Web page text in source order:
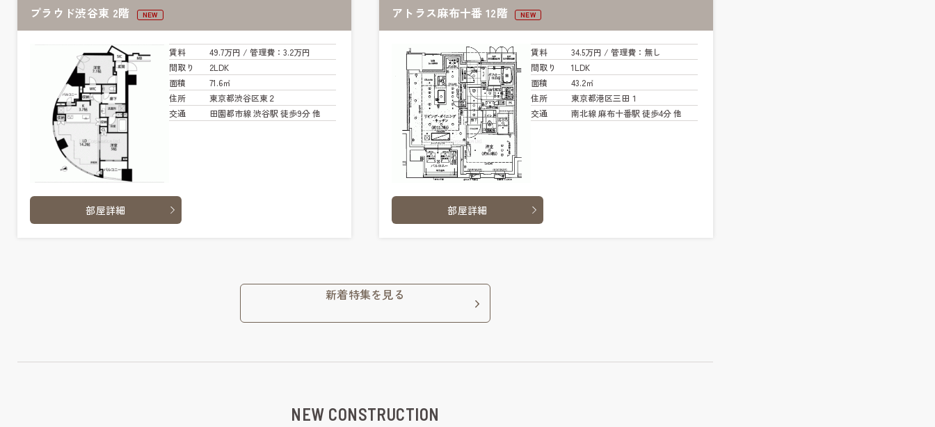
プラウド渋谷東 2階 NEW
賃料 49.7万円 / 管理費：3.2万円
間取り
2LDK
面積
71.6㎡
住所
東京都渋谷区東２
交通
田園都市線 渋谷駅 徒歩9分 他
部屋詳細
アトラス麻布十番 12階 NEW
賃料 34.5万円 / 管理費：無し
間取り
1LDK
面積
43.2㎡
住所
東京都港区三田１
交通
南北線 麻布十番駅 徒歩4分 他
部屋詳細
新着特集を見る
NEW CONSTRUCTION